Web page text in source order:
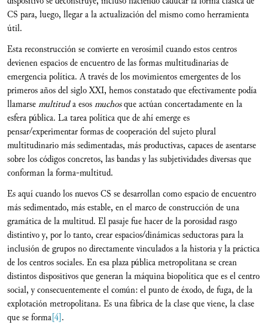
CS para, luego, llegar a la actualización del mismo como herramienta
útil.
Esta reconstrucción se convierte en verosímil cuando estos centros
devienen espacios de encuentro de las formas multitudinarias de
emergencia política. A través de los movimientos emergentes de los
primeros años del siglo XXI, hemos constatado que efectivamente podía
llamarsemultituda esosmuchosque actúan concertadamente en la
esfera pública. La tarea política que de ahí emerge es
pensar/experimentar formas de cooperación del sujeto plural
multitudinario más sedimentadas, más productivas, capaces de asentarse
sobre los códigos concretos, las bandas y las subjetividades diversas que
conforman la forma-multitud.
Es aquí cuando los nuevos CS se desarrollan como espacio de encuentro
más sedimentado, más estable, en el marco de construcción de una
gramática de la multitud. El pasaje fue hacer de la porosidad rasgo
distintivo y, por lo tanto, crear espacios/dinámicas seductoras para la
inclusión de grupos no directamente vinculados a la historia y la práctica
de los centros sociales. En esa plaza pública metropolitana se crean
distintos dispositivos que generan la máquina biopolítica que es el centro
social, y consecuentemente el común: el punto de éxodo, de fuga, de la
explotación metropolitana. Es una fábrica de la clase que viene, la clase
que se forma[4].